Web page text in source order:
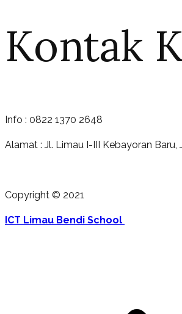
Kontak
Info : 0822 1370 2648
Alamat : Jl. Limau I-III Kebayoran Baru,
Copyright © 2021
ICT Limau Bendi School